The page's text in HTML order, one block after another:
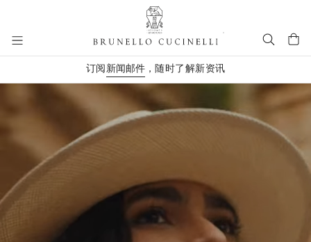
订阅新闻邮件，随时了解新资讯
跳转到主要内容